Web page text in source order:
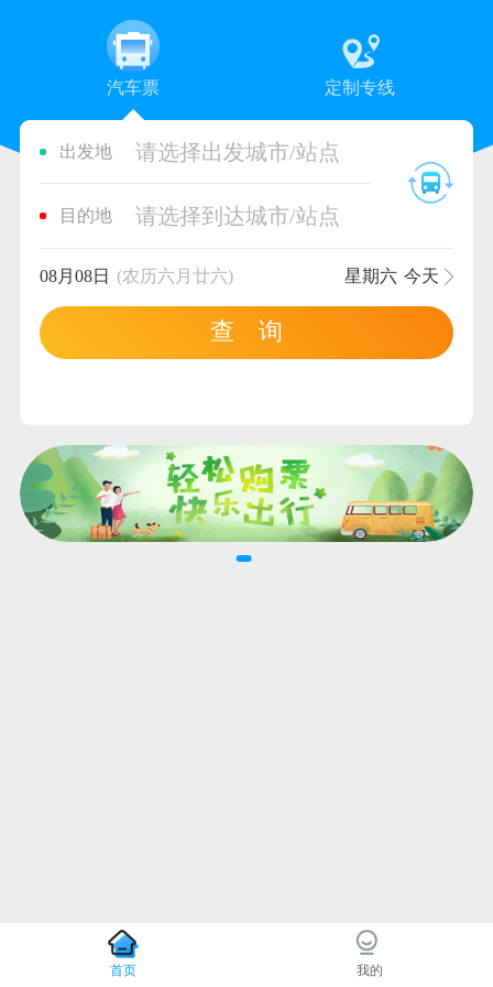
汽车票 定制专线
出发地 请选择出发城市/站点
目的地 请选择到达城市/站点
08月08日 (农历六月廿六) 星期六 今天
查 询
首页 我的